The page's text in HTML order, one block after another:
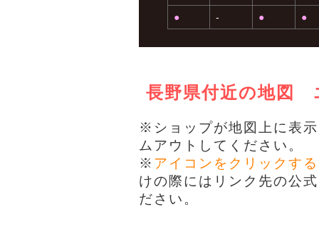
● - ● ●
長野県付近の地
※ショップが地図上に表
ムアウトしてください。
※ アイコンをクリックす
けの際にはリンク先の公
ださい。